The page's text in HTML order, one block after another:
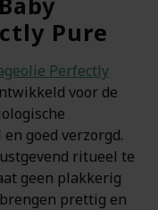
Pure
Perfectly
voor de
goed verzorgd.
ritueel te
geen plakkerig
prettig en